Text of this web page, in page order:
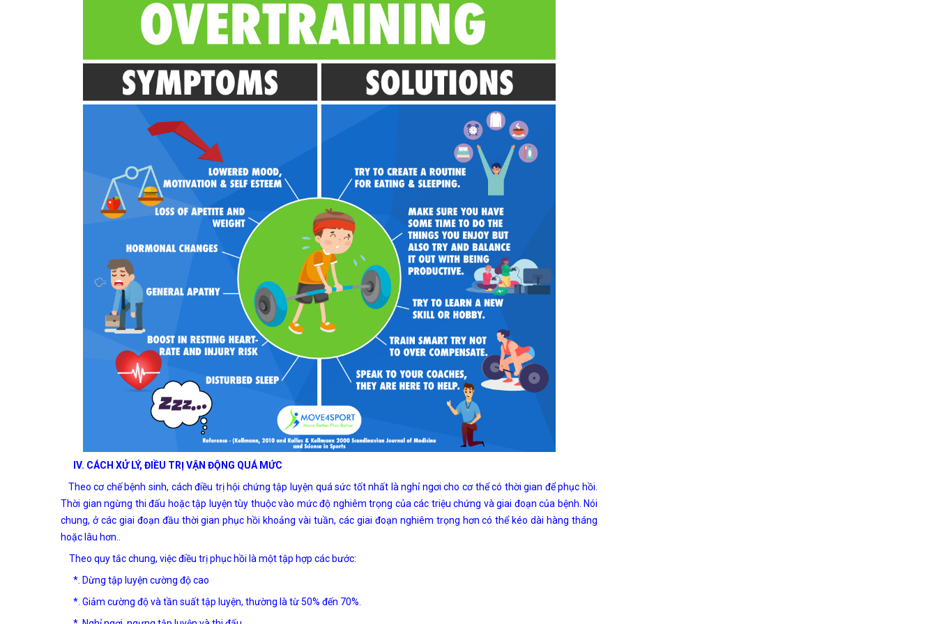
IV. CÁCH XỬ LÝ, ĐIỀU TRỊ VẬN ĐỘNG QUÁ MỨC
Theo cơ chế bệnh sinh, cách điều trị hội chứng tập luyện quá sức tốt nhất là nghỉ ngơi cho cơ thể có thời gian để phục hồi.
Thời gian ngừng thi đấu hoặc tập luyện tùy thuộc vào mức độ nghiêm trọng của các triệu chứng và giai đoạn của bệnh. Nói
chung, ở các giai đoạn đầu thời gian phục hồi khoảng vài tuần, các giai đoạn nghiêm trọng hơn có thể kéo dài hàng tháng
hoặc lâu hơn..
Theo quy tắc chung, việc điều trị phục hồi là một tập hợp các bước:
*. Dừng tập luyện cường độ cao
*. Giảm cường độ và tần suất tập luyện, thường là từ 50% đến 70%.